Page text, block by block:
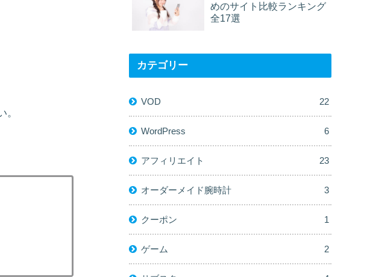
めのサイト比較ランキング
全17選
カテゴリー
VOD 22
WordPress 6
アフィリエイト 23
オーダーメイド腕時計 3
クーポン 1
ゲーム 2